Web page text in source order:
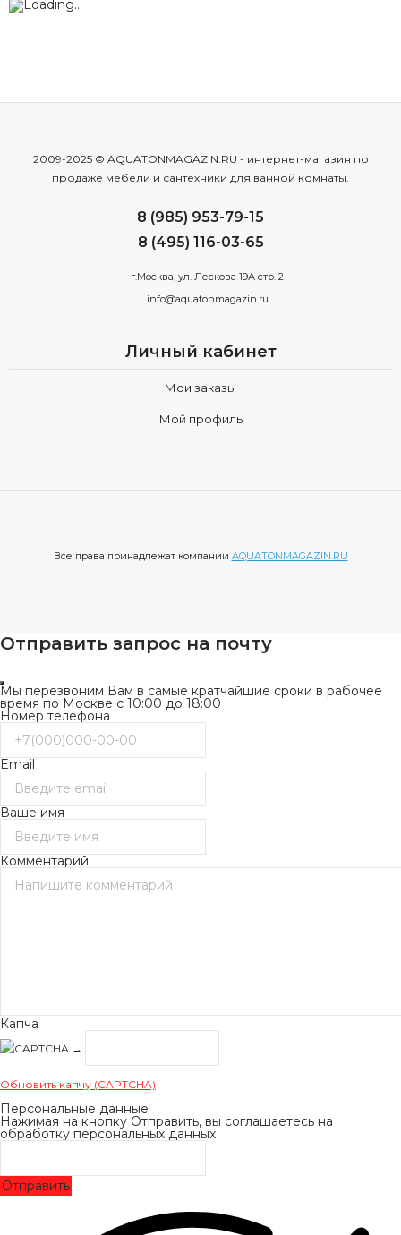
2009-2025 © AQUATONMAGAZIN.RU - интернет-магазин по
продаже мебели и сантехники для ванной комнаты.
8 (985) 953-79-15
8 (495) 116-03-65
г.Москва, ул. Лескова 19А стр. 2
info@aquatonmagazin.ru
Личный кабинет
Мои заказы
Мой профиль
Все права принадлежат компании AQUATONMAGAZIN.RU
Отправить запрос на почту
Мы перезвоним Вам в самые кратчайшие сроки в рабочее
время по Москве с 10:00 до 18:00
Номер телефона
Email
Ваше имя
Комментарий
Капча
→
Обновить капчу (CAPTCHA)
Персональные данные
Нажимая на кнопку Отправить, вы соглашаетесь на
обработку персональных данных
Отправить